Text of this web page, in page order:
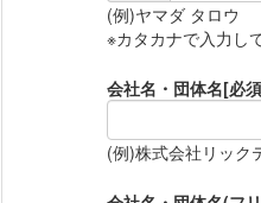
(例)ヤマダ タロウ
※カタカナで入力し
会社名・団体名[必
(例)株式会社リック